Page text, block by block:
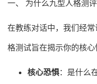
一、 为什么九型人格测
在教练对话中，我们经
格测试旨在揭示你的核心
核心恐惧：是什么